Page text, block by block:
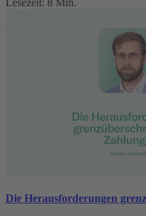
Die Herausforderungen